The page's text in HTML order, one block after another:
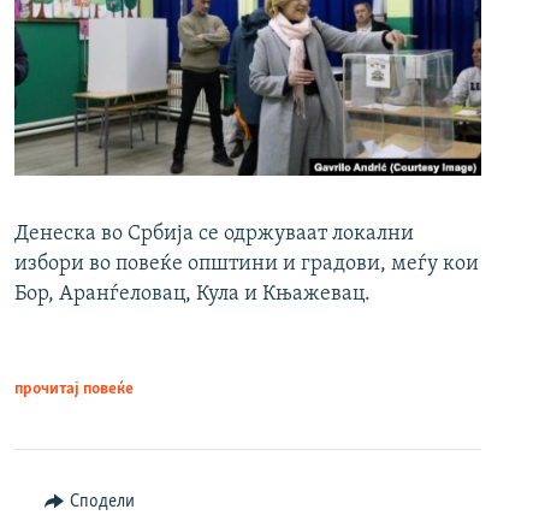
Денеска во Србија се одржуваат локални
избори во повеќе општини и градови, меѓу кои
Бор, Аранѓеловац, Кула и Књажевац.
прочитај повеќе
Сподели